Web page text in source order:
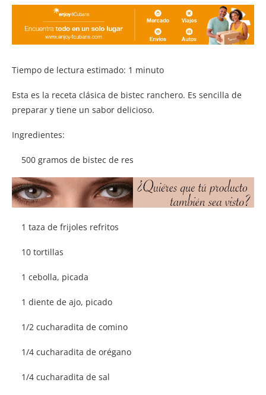
Tiempo de lectura estimado: 1 minuto
Esta es la receta clásica de bistec ranchero. Es sencilla de
preparar y tiene un sabor delicioso.
Ingredientes:
500 gramos de bistec de res
1 taza de frijoles refritos
10 tortillas
1 cebolla, picada
1 diente de ajo, picado
1/2 cucharadita de comino
1/4 cucharadita de orégano
1/4 cucharadita de sal